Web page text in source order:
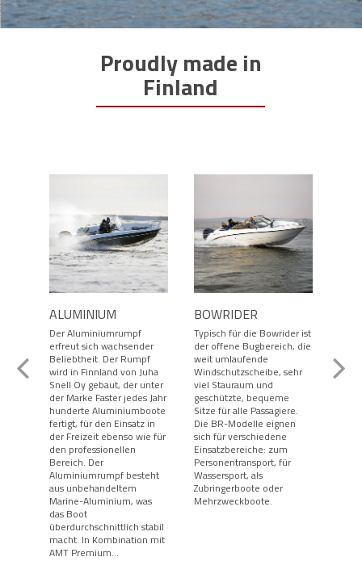
Proudly made in
Finland
ALUMINIUM
Der Aluminiumrumpf
erfreut sich wachsender
Beliebtheit. Der Rumpf
wird in Finnland von Juha
Snell Oy gebaut, der unter
der Marke Faster jedes Jahr
hunderte Aluminiumboote
fertigt, für den Einsatz in
der Freizeit ebenso wie für
den professionellen
Bereich. Der
Aluminiumrumpf besteht
aus unbehandeltem
Marine-Aluminium, was
das Boot
überdurchschnittlich stabil
macht. In Kombination mit
AMT Premium...
BOWRIDER
Typisch für die Bowrider ist
der offene Bugbereich, die
weit umlaufende
Windschutzscheibe, sehr
viel Stauraum und
geschützte, bequeme
Sitze für alle Passagiere.
Die BR-Modelle eignen
sich für verschiedene
Einsatzbereiche: zum
Personentransport, für
Wassersport, als
Zubringerboote oder
Mehrzweckboote.